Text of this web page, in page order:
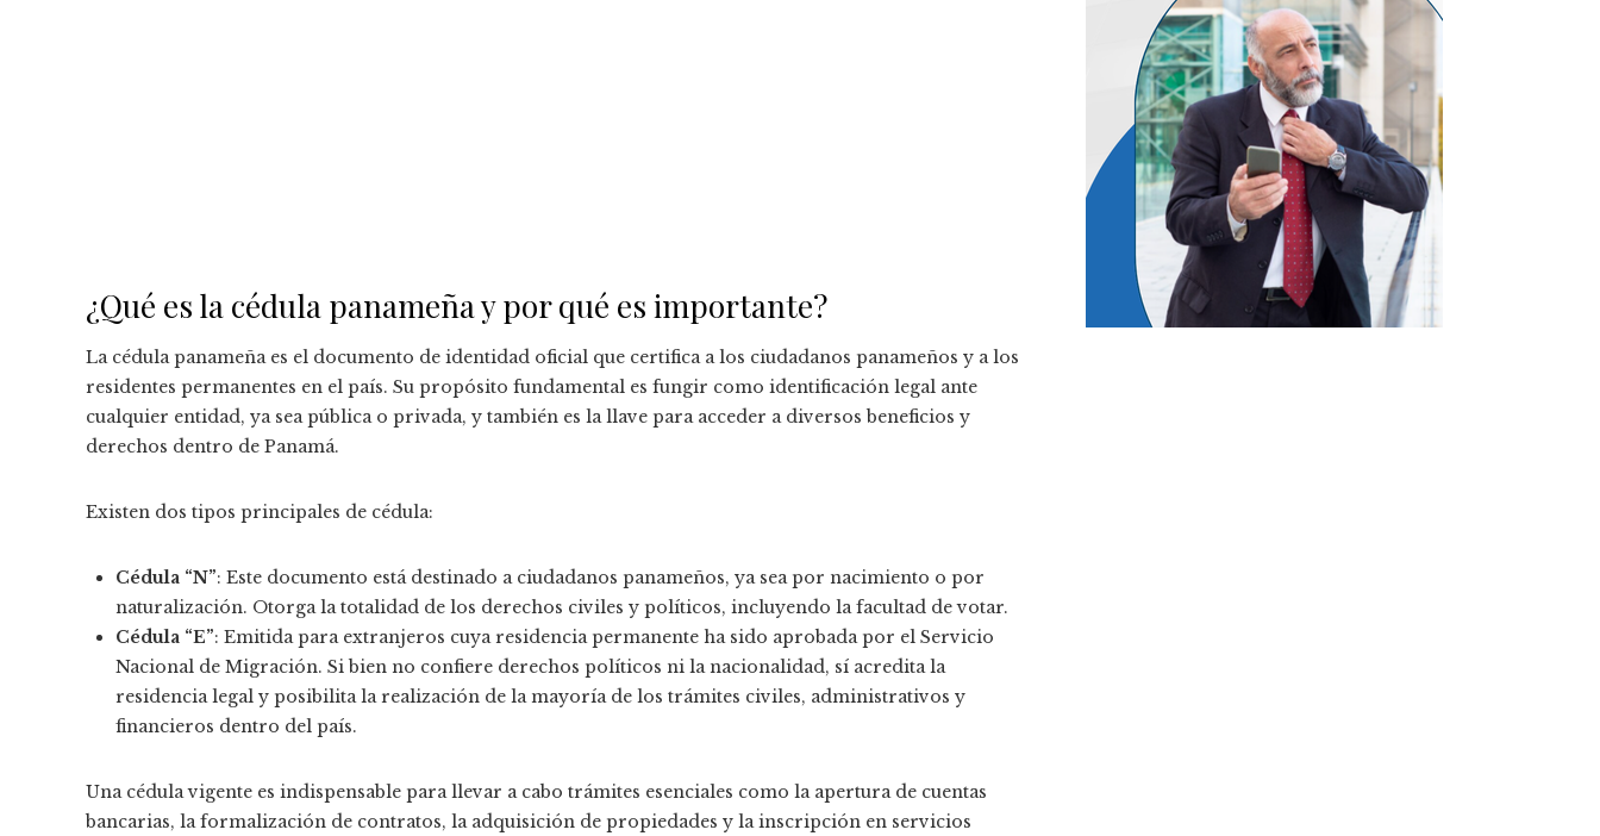
¿Qué es la cédula panameña y por qué es importante?
La cédula panameña es el documento de identidad oficial que certifica a los ciudadanos panameños y a los
residentes permanentes en el país. Su propósito fundamental es fungir como identificación legal ante
cualquier entidad, ya sea pública o privada, y también es la llave para acceder a diversos beneficios y
derechos dentro de Panamá.
Existen dos tipos principales de cédula:
Cédula “N”: Este documento está destinado a ciudadanos panameños, ya sea por nacimiento o por
naturalización. Otorga la totalidad de los derechos civiles y políticos, incluyendo la facultad de votar.
Cédula “E”: Emitida para extranjeros cuya residencia permanente ha sido aprobada por el Servicio
Nacional de Migración. Si bien no confiere derechos políticos ni la nacionalidad, sí acredita la
residencia legal y posibilita la realización de la mayoría de los trámites civiles, administrativos y
financieros dentro del país.
Una cédula vigente es indispensable para llevar a cabo trámites esenciales como la apertura de cuentas
bancarias, la formalización de contratos, la adquisición de propiedades y la inscripción en servicios